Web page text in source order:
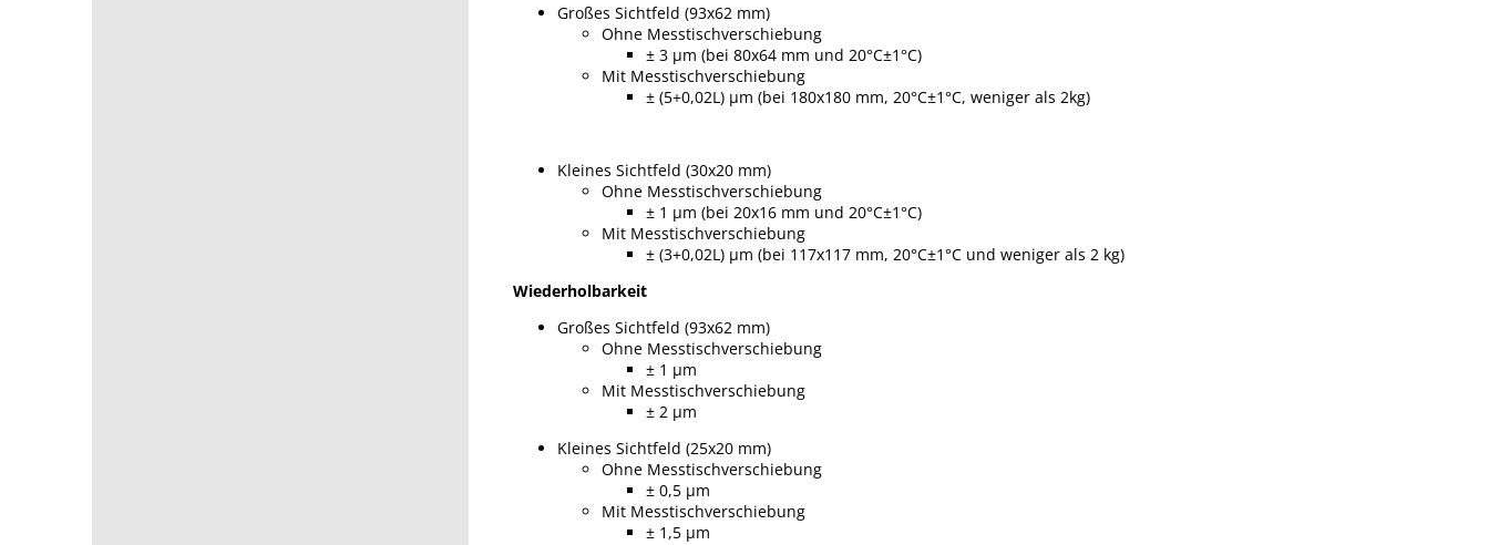
Großes Sichtfeld (93x62 mm)
Ohne Messtischverschiebung
± 3 µm (bei 80x64 mm und 20°C±1°C)
Mit Messtischverschiebung
± (5+0,02L) µm (bei 180x180 mm, 20°C±1°C, weniger als 2kg)
Kleines Sichtfeld (30x20 mm)
Ohne Messtischverschiebung
± 1 µm (bei 20x16 mm und 20°C±1°C)
Mit Messtischverschiebung
± (3+0,02L) µm (bei 117x117 mm, 20°C±1°C und weniger als 2 kg)
Wiederholbarkeit
Großes Sichtfeld (93x62 mm)
Ohne Messtischverschiebung
± 1 µm
Mit Messtischverschiebung
± 2 µm
Kleines Sichtfeld (25x20 mm)
Ohne Messtischverschiebung
± 0,5 µm
Mit Messtischverschiebung
± 1,5 µm